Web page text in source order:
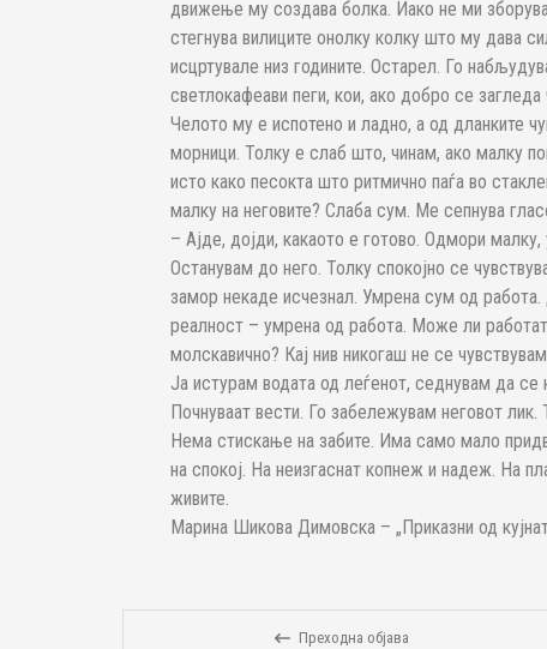
движење му создава болка. Иако не ми
стегнува вилиците онолку колку што му дава
исцртувале низ годините. Остарел. Го
светлокафеави пеги, кои, ако добро се
Челото му е испотено и ладно, а од дланките
морници. Толку е слаб што, чинам, ако малку
исто како песокта што ритмично паѓа во
малку на неговите? Слаба сум. Ме сепнува
– Ајде, дојди, какаото е готово. Одмори
Останувам до него. Толку спокојно се
замор некаде исчезнал. Умрена сум од
реалност – умрена од работа. Може ли
молскавично? Кај нив никогаш не се
Ја истурам водата од леѓенот, седнувам да се
Почнуваат вести. Го забележувам неговот
Нема стискање на забите. Има само мало
на спокој. На неизгаснат копнеж и надеж. На
живите.
Марина Шикова Димовска – „Приказни од
Преходна објава